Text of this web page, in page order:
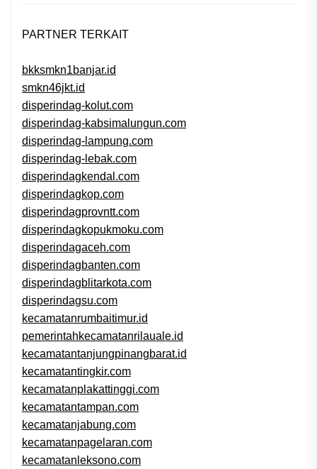
PARTNER TERKAIT
bkksmkn1banjar.id
smkn46jkt.id
disperindag-kolut.com
disperindag-kabsimalungun.com
disperindag-lampung.com
disperindag-lebak.com
disperindagkendal.com
disperindagkop.com
disperindagprovntt.com
disperindagkopukmoku.com
disperindagaceh.com
disperindagbanten.com
disperindagblitarkota.com
disperindagsu.com
kecamatanrumbaitimur.id
pemerintahkecamatanrilauale.id
kecamatantanjungpinangbarat.id
kecamatantingkir.com
kecamatanplakattinggi.com
kecamatantampan.com
kecamatanjabung.com
kecamatanpagelaran.com
kecamatanleksono.com